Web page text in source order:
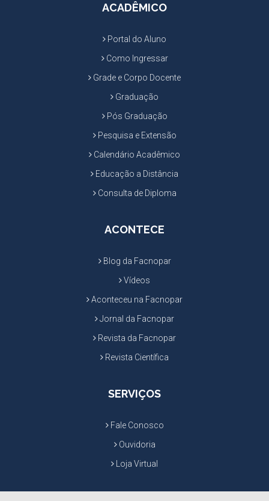
ACADÊMICO
Portal do Aluno
Como Ingressar
Grade e Corpo Docente
Graduação
Pós Graduação
Pesquisa e Extensão
Calendário Acadêmico
Educação a Distância
Consulta de Diploma
ACONTECE
Blog da Facnopar
Vídeos
Aconteceu na Facnopar
Jornal da Facnopar
Revista da Facnopar
Revista Científica
SERVIÇOS
Fale Conosco
Ouvidoria
Loja Virtual